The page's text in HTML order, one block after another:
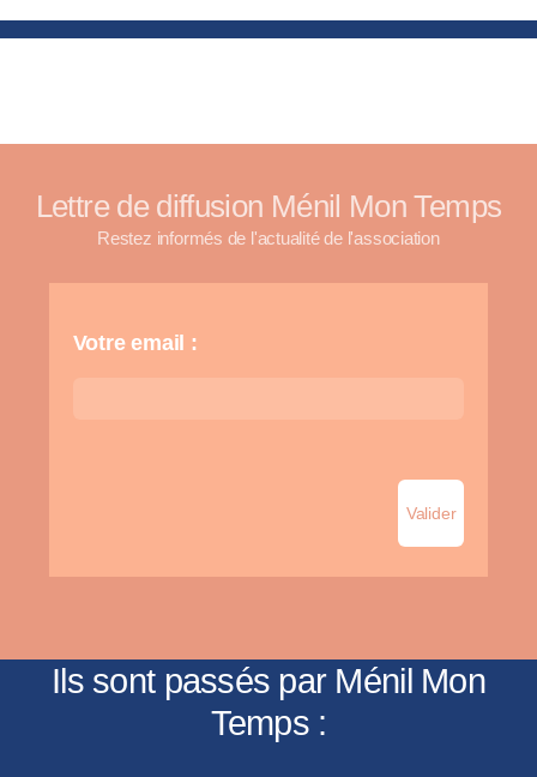
Lettre de diffusion Ménil Mon Temps
Restez informés de l'actualité de l'association
Votre email :
Ils sont passés par Ménil Mon
Temps :